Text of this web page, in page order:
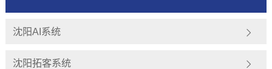
沈阳AI系统
沈阳拓客系统